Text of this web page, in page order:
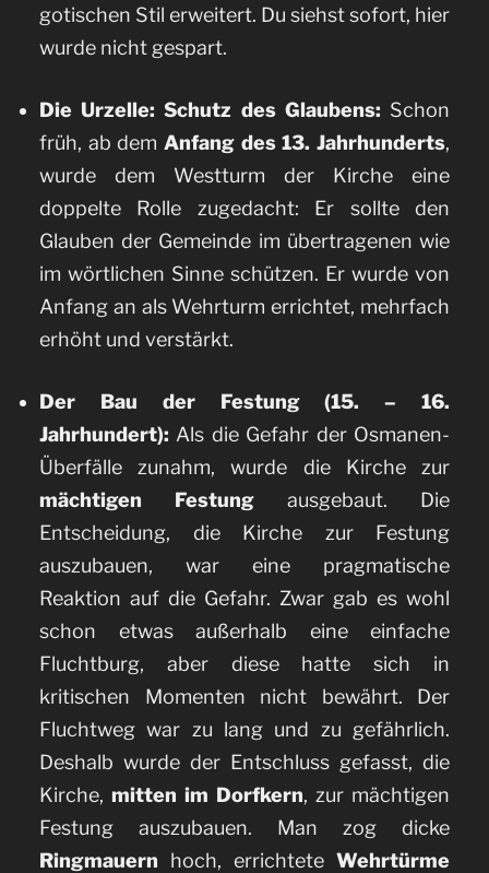
gotischen Stil erweitert. Du siehst sofort, hier
wurde nicht gespart.
Die Urzelle: Schutz des Glaubens: Schon
früh, ab dem Anfang des 13. Jahrhunderts,
wurde dem Westturm der Kirche eine
doppelte Rolle zugedacht: Er sollte den
Glauben der Gemeinde im übertragenen wie
im wörtlichen Sinne schützen. Er wurde von
Anfang an als Wehrturm errichtet, mehrfach
erhöht und verstärkt.
Der Bau der Festung (15. – 16.
Jahrhundert): Als die Gefahr der Osmanen-
Überfälle zunahm, wurde die Kirche zur
mächtigen Festung ausgebaut. Die
Entscheidung, die Kirche zur Festung
auszubauen, war eine pragmatische
Reaktion auf die Gefahr. Zwar gab es wohl
schon etwas außerhalb eine einfache
Fluchtburg, aber diese hatte sich in
kritischen Momenten nicht bewährt. Der
Fluchtweg war zu lang und zu gefährlich.
Deshalb wurde der Entschluss gefasst, die
Kirche, mitten im Dorfkern, zur mächtigen
Festung auszubauen. Man zog dicke
Ringmauern hoch, errichtete Wehrtürme